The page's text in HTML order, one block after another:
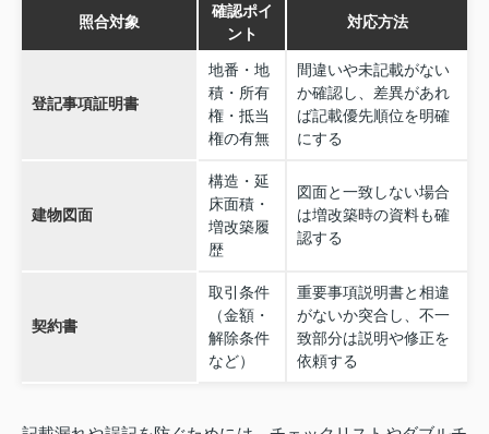
照合対象
確認ポイ
ント
対応方法
登記事項証明書
地番・地
積・所有
権・抵当
権の有無
間違いや未記載がない
か確認し、差異があれ
ば記載優先順位を明確
にする
建物図面
構造・延
床面積・
増改築履
歴
図面と一致しない場合
は増改築時の資料も確
認する
契約書
取引条件
（金額・
解除条件
など）
重要事項説明書と相違
がないか突合し、不一
致部分は説明や修正を
依頼する